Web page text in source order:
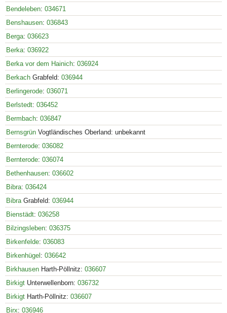
Bendeleben: 034671
Benshausen: 036843
Berga: 036623
Berka: 036922
Berka vor dem Hainich: 036924
Berkach Grabfeld: 036944
Berlingerode: 036071
Berlstedt: 036452
Bermbach: 036847
Bernsgrün Vogtländisches Oberland: unbekannt
Bernterode: 036082
Bernterode: 036074
Bethenhausen: 036602
Bibra: 036424
BibraGrabfeld: 036944
Bienstädt: 036258
Bilzingsleben: 036375
Birkenfelde: 036083
Birkenhügel : 036642
Birkhausen Harth-Pöllnitz: 036607
Birkigt Unterwellenborn: 036732
Birkigt Harth-Pöllnitz: 036607
Birx: 036946